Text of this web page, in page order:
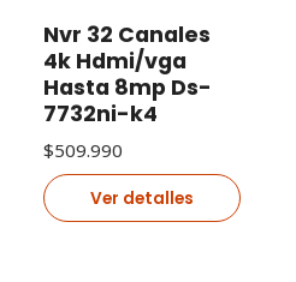
Agotado
Nvr 32 Canales
4k Hdmi/vga
Hasta 8mp Ds-
7732ni-k4
$509.990
Ver detalles